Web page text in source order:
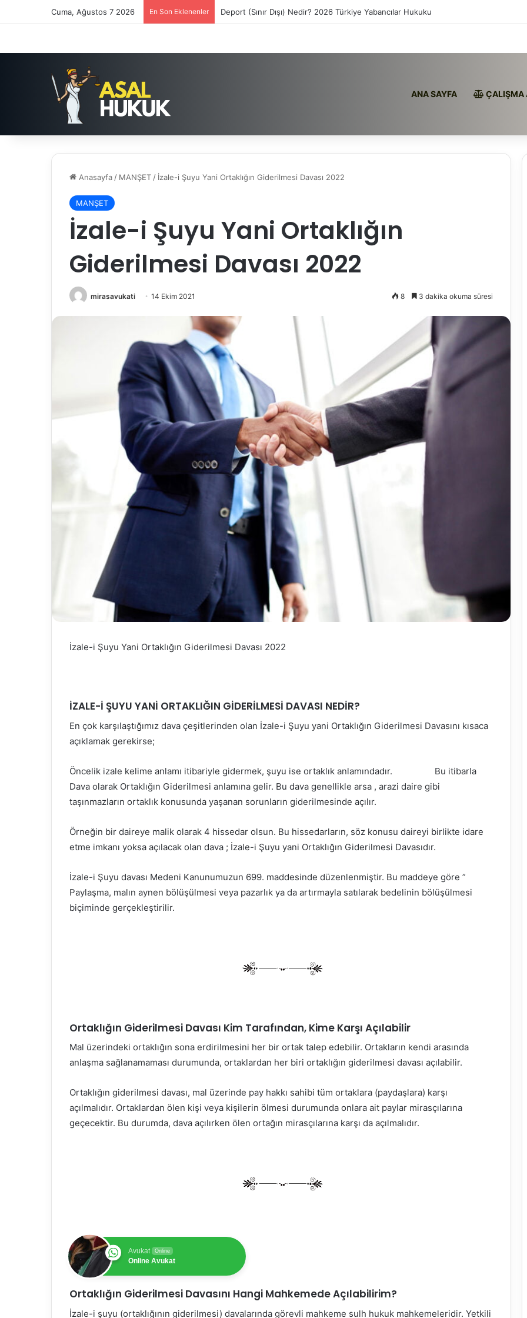
Cuma, Ağustos 7 2026 En Son Eklenenler Deport (Sınır Dışı) Nedir? 2026 Türkiye Yabancılar Hukuku
ANA SAYFA ÇALIŞMA
Anasayfa / MANŞET / İzale-i Şuyu Yani Ortaklığın Giderilmesi Davası 2022
MANŞET
İzale-i Şuyu Yani Ortaklığın
Giderilmesi Davası 2022
mirasavukati 14 Ekim 2021 8 3 dakika okuma süresi
İzale-i Şuyu Yani Ortaklığın Giderilmesi Davası 2022
İZALE-İ ŞUYU YANİ ORTAKLIĞIN GİDERİLMESİ DAVASI NEDİR?
En çok karşılaştığımız dava çeşitlerinden olan İzale-i Şuyu yani Ortaklığın Giderilmesi Davasını kısaca
açıklamak gerekirse;
Öncelik izale kelime anlamı itibariyle gidermek, şuyu ise ortaklık anlamındadır. Bu itibarla
Dava olarak Ortaklığın Giderilmesi anlamına gelir. Bu dava genellikle arsa , arazi daire gibi
taşınmazların ortaklık konusunda yaşanan sorunların giderilmesinde açılır.
Örneğin bir daireye malik olarak 4 hissedar olsun. Bu hissedarların, söz konusu daireyi birlikte idare
etme imkanı yoksa açılacak olan dava ; İzale-i Şuyu yani Ortaklığın Giderilmesi Davasıdır.
İzale-i Şuyu davası Medeni Kanunumuzun 699. maddesinde düzenlenmiştir. Bu maddeye göre ”
Paylaşma, malın aynen bölüşülmesi veya pazarlık ya da artırmayla satılarak bedelinin bölüşülmesi
biçiminde gerçekleştirilir.
Ortaklığın Giderilmesi Davası Kim Tarafından, Kime Karşı Açılabilir
Mal üzerindeki ortaklığın sona erdirilmesini her bir ortak talep edebilir. Ortakların kendi arasında
anlaşma sağlanamaması durumunda, ortaklardan her biri ortaklığın giderilmesi davası açılabilir.
Ortaklığın giderilmesi davası, mal üzerinde pay hakkı sahibi tüm ortaklara (paydaşlara) karşı
açılmalıdır. Ortaklardan ölen kişi veya kişilerin ölmesi durumunda onlara ait paylar mirasçılarına
geçecektir. Bu durumda, dava açılırken ölen ortağın mirasçılarına karşı da açılmalıdır.
Avukat Online
Online Avukat
Ortaklığın Giderilmesi Davasını Hangi Mahkemede Açılabilirim?
İzale-i şuyu (ortaklığının giderilmesi) davalarında görevli mahkeme sulh hukuk mahkemeleridir. Yetkili